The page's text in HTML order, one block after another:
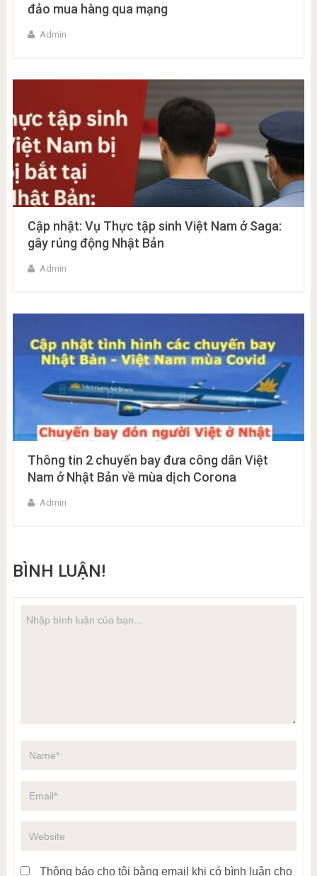
đảo mua hàng qua mạng
Admin
Cập nhật: Vụ Thực tập sinh Việt Nam ở Saga:
gây rúng động Nhật Bản
Admin
Thông tin 2 chuyến bay đưa công dân Việt
Nam ở Nhật Bản về mùa dịch Corona
Admin
BÌNH LUẬN!
Thông báo cho tôi bằng email khi có bình luận cho